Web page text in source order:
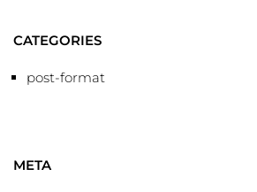
CATEGORIES
post-format
META